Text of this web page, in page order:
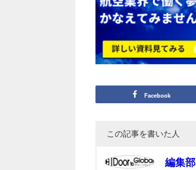
Facebook
この記事を書いた人
編集部